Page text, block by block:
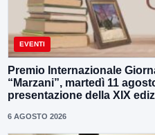
EVENTI
Premio Internazionale
“Marzani”, martedì 11
presentazione della XIX
6 AGOSTO 2026